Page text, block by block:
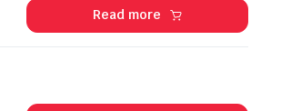
Read more